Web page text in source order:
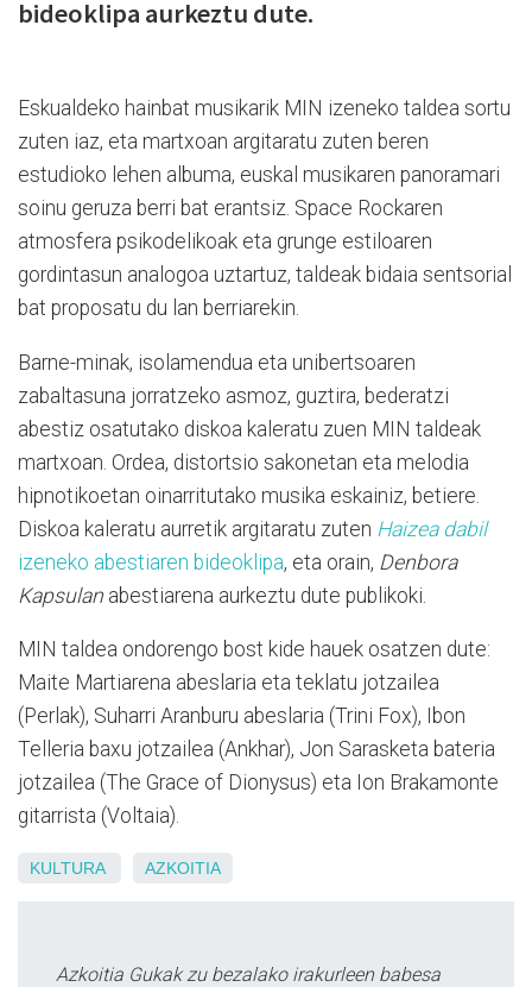
bideoklipa aurkeztu dute.
Eskualdeko hainbat musikarik MIN izeneko taldea sortu
zuten iaz, eta martxoan argitaratu zuten beren
estudioko lehen albuma, euskal musikaren panoramari
soinu geruza berri bat erantsiz. Space Rockaren
atmosfera psikodelikoak eta grunge estiloaren
gordintasun analogoa uztartuz, taldeak bidaia sentsorial
bat proposatu du lan berriarekin.
Barne-minak, isolamendua eta unibertsoaren
zabaltasuna jorratzeko asmoz, guztira, bederatzi
abestiz osatutako diskoa kaleratu zuen MIN taldeak
martxoan. Ordea, distortsio sakonetan eta melodia
hipnotikoetan oinarritutako musika eskainiz, betiere.
Diskoa kaleratu aurretik argitaratu zuten Haizea dabil
izeneko abestiaren bideoklipa, eta orain, Denbora
Kapsulan abestiarena aurkeztu dute publikoki.
MIN taldea ondorengo bost kide hauek osatzen dute:
Maite Martiarena abeslaria eta teklatu jotzailea
(Perlak), Suharri Aranburu abeslaria (Trini Fox), Ibon
Telleria baxu jotzailea (Ankhar), Jon Sarasketa bateria
jotzailea (The Grace of Dionysus) eta Ion Brakamonte
gitarrista (Voltaia).
KULTURA AZKOITIA
Azkoitia Gukak zu bezalako irakurleen babesa